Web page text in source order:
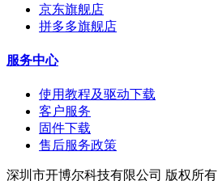
京东旗舰店
拼多多旗舰店
服务中心
使用教程及驱动下载
客户服务
固件下载
售后服务政策
深圳市开博尔科技有限公司 版权所有